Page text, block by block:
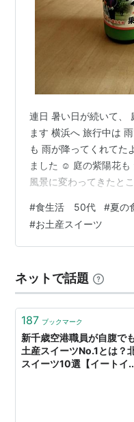
連日 暑い日が続いて、
ます 横浜へ 旅行中は
も 雨が降ってくれてた
ました ☺️ 庭の紫陽花も
風景に変わってきたと
は、 薄いグリーンから
ます なんだか 美味しそ
の食卓は、特に変わら
間に・・ 夜は、お肉や
#食生活 50代 #夏の
#お土産スイーツ
ネットで話題
187 ブックマーク
新千歳空港職員が自腹で
土産スイーツNo.1とは？
スイーツ10選【イートイ